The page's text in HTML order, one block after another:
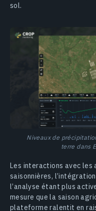
sol.
Niveaux de
terre dans
Les interactions avec
saisonnières,
l’analyse étant plus
mesure que la saison
plateforme ralentit en